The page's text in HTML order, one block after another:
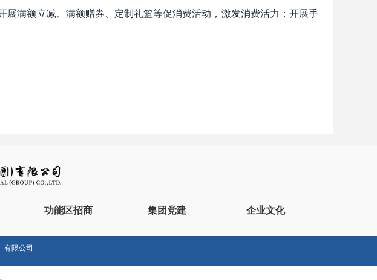
满额立减、满额赠券、定制礼篮等促消费活动，激发消费活力；开展手
功能区招商 集团党建 企业文化
有限公司